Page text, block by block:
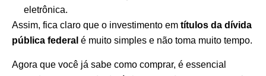
eletrônica.
Assim, fica claro que o investimento em títulos da dívida
pública federal é muito simples e não toma muito tempo.
Agora que você já sabe como comprar, é essencial